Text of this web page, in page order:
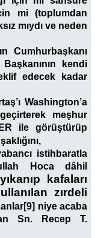
mi (toplumdan
mıydı ve neden
Cumhurbaşkanı
kendi
edecek kadar
Washington’a
meşhur
ile görüştürüp
istihbaratla
Hoca dâhil
kafaları
zırdeli
niye acaba
Sn. Recep T.